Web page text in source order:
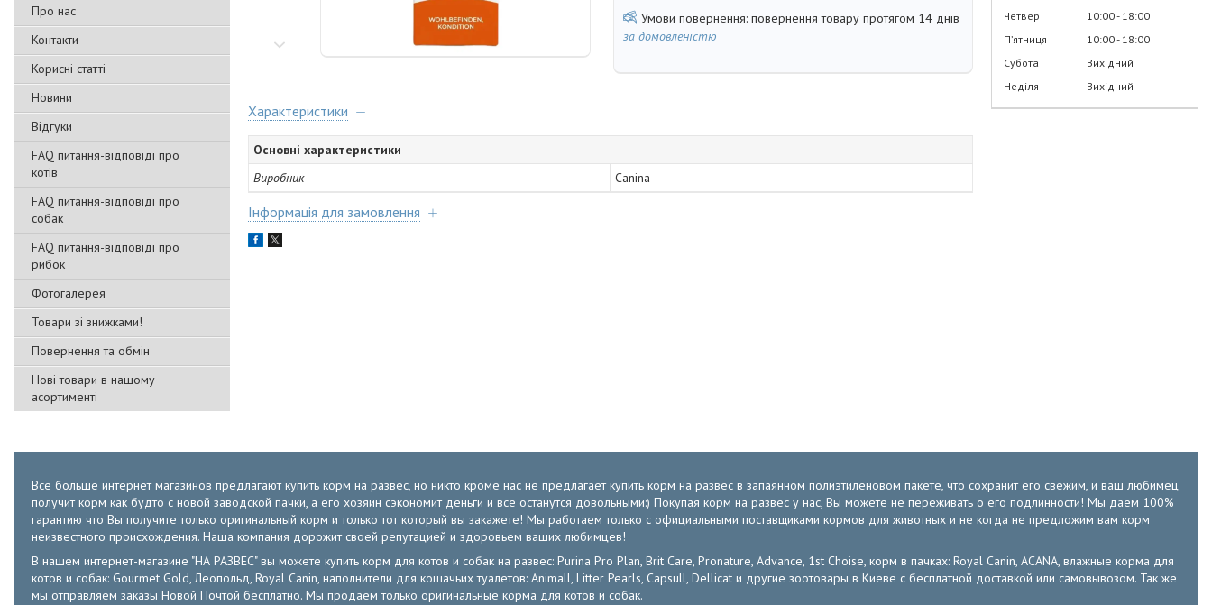
Про нас
Контакти
Корисні статті
Новини
Відгуки
FAQ питання-відповіді про
котів
FAQ питання-відповіді про
собак
FAQ питання-відповіді про
рибок
Фотогалерея
Товари зі знижками!
Повернення та обмін
Нові товари в нашому
асортименті
повернення товару протягом 14 днів
за домовленістю
Характеристики
Основні характеристики
Виробник
Canina
Інформація для замовлення
Четвер
10:00 18:00
Пʼятниця
10:00 18:00
Субота
Вихідний
Неділя
Вихідний
Все больше интернет магазинов предлагают купить корм на развес, но никто кроме нас не предлагает купить корм на развес в запаянном полиэтиленовом пакете, что сохранит его свежим, и ваш любимец
получит корм как будто с новой заводской пачки, а его хозяин сэкономит деньги и все останутся довольными:) Покупая корм на развес у нас, Вы можете не переживать о его подлинности! Мы даем 100%
гарантию что Вы получите только оригинальный корм и только тот который вы закажете! Мы работаем только с официальными поставщиками кормов для животных и не когда не предложим вам корм
неизвестного происхождения. Наша компания дорожит своей репутацией и здоровьем ваших любимцев!
В нашем интернет-магазине "НА РАЗВЕС" вы можете купить корм для котов и собак на развес: Purina Pro Plan, Brit Care, Pronature, Advance, 1st Choise, корм в пачках: Royal Canin, ACANA, влажные корма для
котов и собак: Gourmet Gold, Леопольд, Royal Canin, наполнители для кошачьих туалетов: Animall, Litter Pearls, Capsull, Dellicat и другие зоотовары в Киеве с бесплатной доставкой или самовывозом. Так же
мы отправляем заказы Новой Почтой бесплатно. Мы продаем только оригинальные корма для котов и собак.